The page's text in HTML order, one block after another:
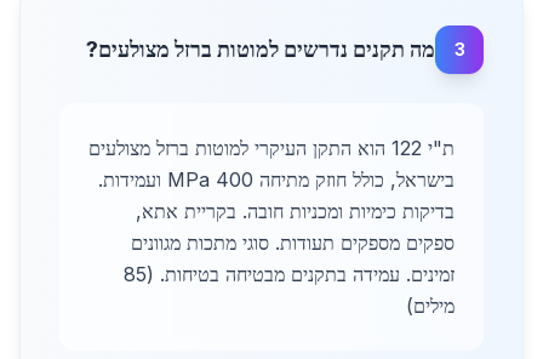
3 מה תקנים נדרשים למוטות ברזל מצולעים?
ת"י 122 הוא התקן העיקרי למוטות ברזל מצולעים
בישראל, כולל חוזק מתיחה 400 MPa ועמידות.
בדיקות כימיות ומכניות חובה. בקריית אתא,
ספקים מספקים תעודות. סוגי מתכות מגוונים
זמינים. עמידה בתקנים מבטיחה בטיחות. (85
מילים)